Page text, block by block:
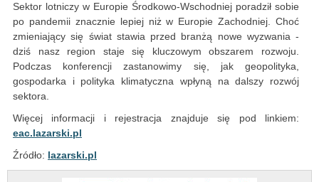
Sektor lotniczy w Europie Środkowo-Wschodniej poradził sobie
po pandemii znacznie lepiej niż w Europie Zachodniej. Choć
zmieniający się świat stawia przed branżą nowe wyzwania -
dziś nasz region staje się kluczowym obszarem rozwoju.
Podczas konferencji zastanowimy się, jak geopolityka,
gospodarka i polityka klimatyczna wpłyną na dalszy rozwój
sektora.
Więcej informacji i rejestracja znajduje się pod linkiem:
eac.lazarski.pl
Źródło: lazarski.pl